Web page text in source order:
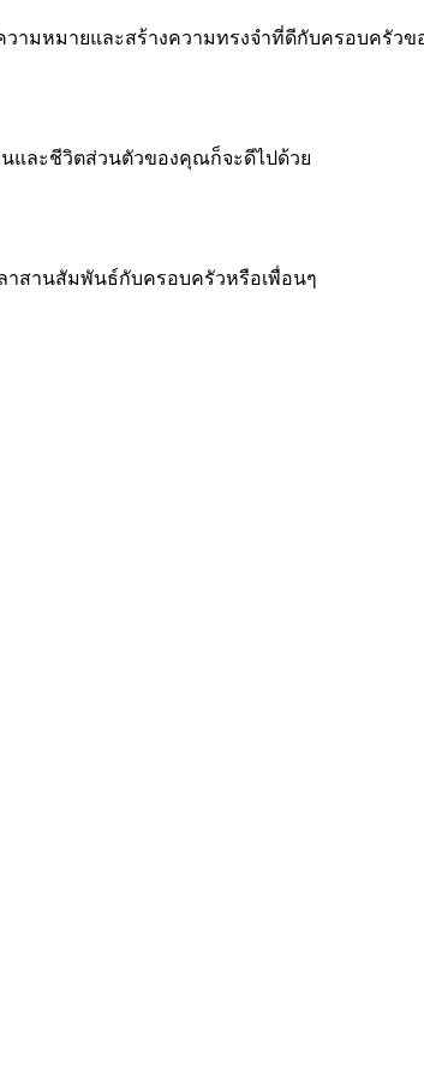
ามหมายและสร้างความทรงจำที่ดีกับครอบครัว
และชีวิตส่วนตัวของคุณก็จะดีไปด้วย
าสานสัมพันธ์กับครอบครัวหรือเพื่อนๆ